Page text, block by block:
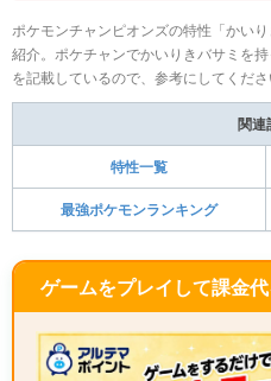
ポケモンチャンピオンズの特性「かい
紹介。ポケチャンでかいりきバサミを
を記載しているので、参考にしてくださ
関連
特性一覧
最強ポケモンランキング
ゲームをプレイして課金代